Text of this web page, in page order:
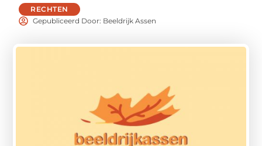
RECHTEN
Gepubliceerd Door: Beeldrijk Assen